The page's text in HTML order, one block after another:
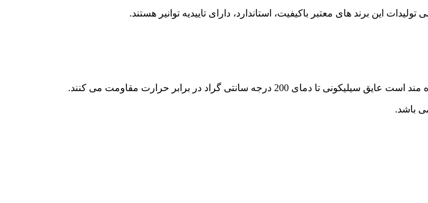
این برند های معتبر باکیفیت، استاندارد، دارای تاییدیه توانیر هستند.
باشد.